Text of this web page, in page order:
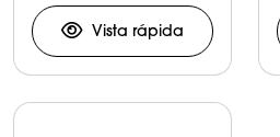
Celulares y
Tabletas
Vista rápida